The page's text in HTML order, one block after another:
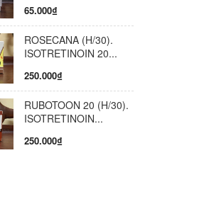
65.000₫
ROSECANA (H/30).
ISOTRETINOIN 20...
250.000₫
RUBOTOON 20 (H/30).
ISOTRETINOIN...
250.000₫